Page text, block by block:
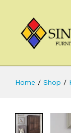
Home / Shop /